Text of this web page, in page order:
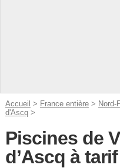
Accueil > France entière> Nord-
d'Ascq>
Piscines de
d’Ascq à